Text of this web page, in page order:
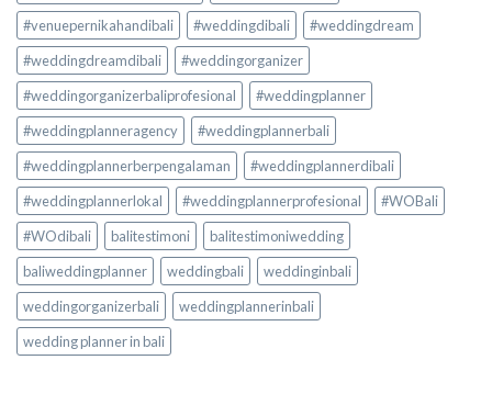
#venuepernikahandibali
#weddingdibali
#weddingdream
#weddingdreamdibali
#weddingorganizer
#weddingorganizerbaliprofesional
#weddingplanner
#weddingplanneragency
#weddingplannerbali
#weddingplannerberpengalaman
#weddingplannerdibali
#weddingplannerlokal
#weddingplannerprofesional
#WOBali
#WOdibali
balitestimoni
balitestimoniwedding
baliweddingplanner
weddingbali
weddinginbali
weddingorganizerbali
weddingplannerinbali
wedding planner in bali